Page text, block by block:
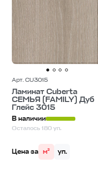
Арт. CU3015
Ламинат Cuberta
СЕМЬЯ (FAMILY) Дуб
Глейс 3015
В наличии
Осталось 180 уп.
Цена за м² уп.